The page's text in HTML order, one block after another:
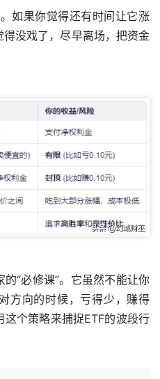
如果你觉得还有时间让它涨
没戏了，尽早离场，把资金
“必修课”。它虽然不能让你
方向的时候，亏得少，赚得
个策略来捕捉ETF的波段行